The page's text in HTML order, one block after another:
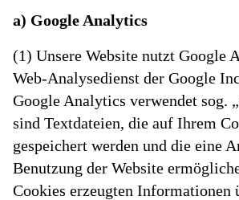
a) Google Analytics
(1) Unsere Website nutzt Google
Web-Analysedienst der Google
Google Analytics verwendet sog.
sind Textdateien, die auf Ihrem
gespeichert werden und die eine
Benutzung der Website
Cookies erzeugten Informationen